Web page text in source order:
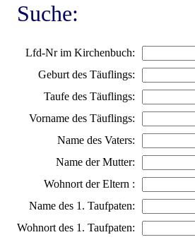
Suche:
Lfd-Nr im Kirchenbuch:
Geburt des Täuflings:
Taufe des Täuflings:
Vorname des Täuflings:
Name des Vaters:
Name der Mutter:
Wohnort der Eltern :
Name des 1. Taufpaten:
Wohnort des 1. Taufpaten: